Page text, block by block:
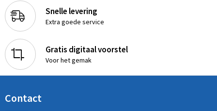
Snelle levering
Extra goede service
Gratis digitaal voorstel
Voor het gemak
Contact